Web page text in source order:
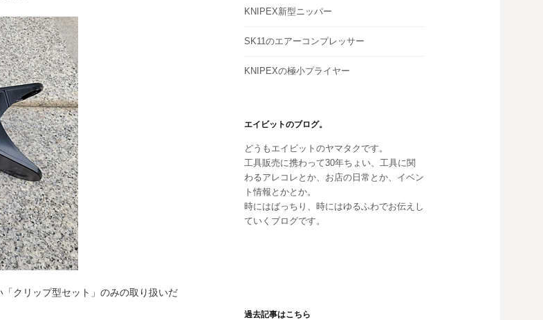
クリップ型セット」のみの取り扱いだ
KNIPEX新型ニッパー
SK11のエアーコンプレッサー
KNIPEXの極小プライヤー
エイビットのブログ。
どうもエイビットのヤマタクです。
工具販売に携わって30年ちょい、工具に関
わるアレコレとか、お店の日常とか、イベン
ト情報とかとか。
時にはばっちり、時にはゆるふわでお伝えし
ていくブログです。
過去記事はこちら